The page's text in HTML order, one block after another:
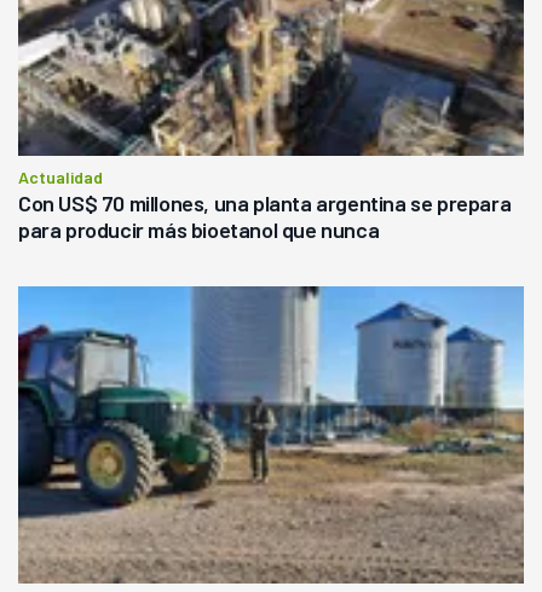
Actualidad
Con US$ 70 millones, una planta argentina se prepara
para producir más bioetanol que nunca